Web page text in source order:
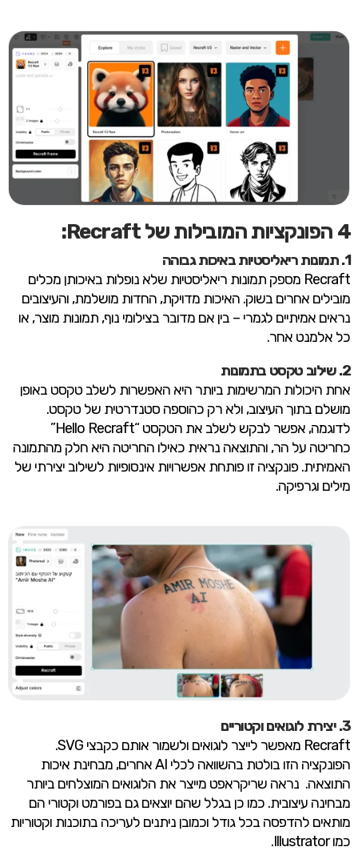
4 הפונקציות המובילות של Recraft:
1. תמונות ריאליסטיות באיכות גבוהה
Recraft מספק תמונות ריאליסטיות שלא נופלות באיכותן מכלים
מובילים אחרים בשוק. האיכות מדויקת, החדות מושלמת, והעיצובים
נראים אמיתיים לגמרי – בין אם מדובר בצילומי נוף, תמונות מוצר, או
כל אלמנט אחר.
2. שילוב טקסט בתמונות
אחת היכולות המרשימות ביותר היא האפשרות לשלב טקסט באופן
מושלם בתוך העיצוב, ולא רק כהוספה סטנדרטית של טקסט.
לדוגמה, אפשר לבקש לשלב את הטקסט “Hello Recraft”
כחריטה על הר, והתוצאה נראית כאילו החריטה היא חלק מהתמונה
האמיתית. פונקציה זו פותחת אפשרויות אינסופיות לשילוב יצירתי של
מילים וגרפיקה.
3. יצירת לוגואים וקטוריים
Recraft מאפשר לייצר לוגואים ולשמור אותם כקבצי SVG.
הפונקציה הזו בולטת בהשוואה לכלי AI אחרים, מבחינת איכות
התוצאה. נראה שריקראפט מייצר את הלוגואים המוצלחים ביותר
מבחינה עיצובית. כמו כן בגלל שהם יוצאים גם בפורמט וקטורי הם
מותאים להדפסה בכל גודל וכמובן ניתנים לעריכה בתוכנות וקטוריות
כמו Illustrator.